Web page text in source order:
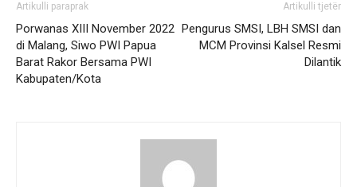
Artikulli paraprak
Porwanas XIII November 2022
di Malang, Siwo PWI Papua
Barat Rakor Bersama PWI
Kabupaten/Kota
Artikulli tjetër
Pengurus SMSI, LBH SMSI dan
MCM Provinsi Kalsel Resmi
Dilantik